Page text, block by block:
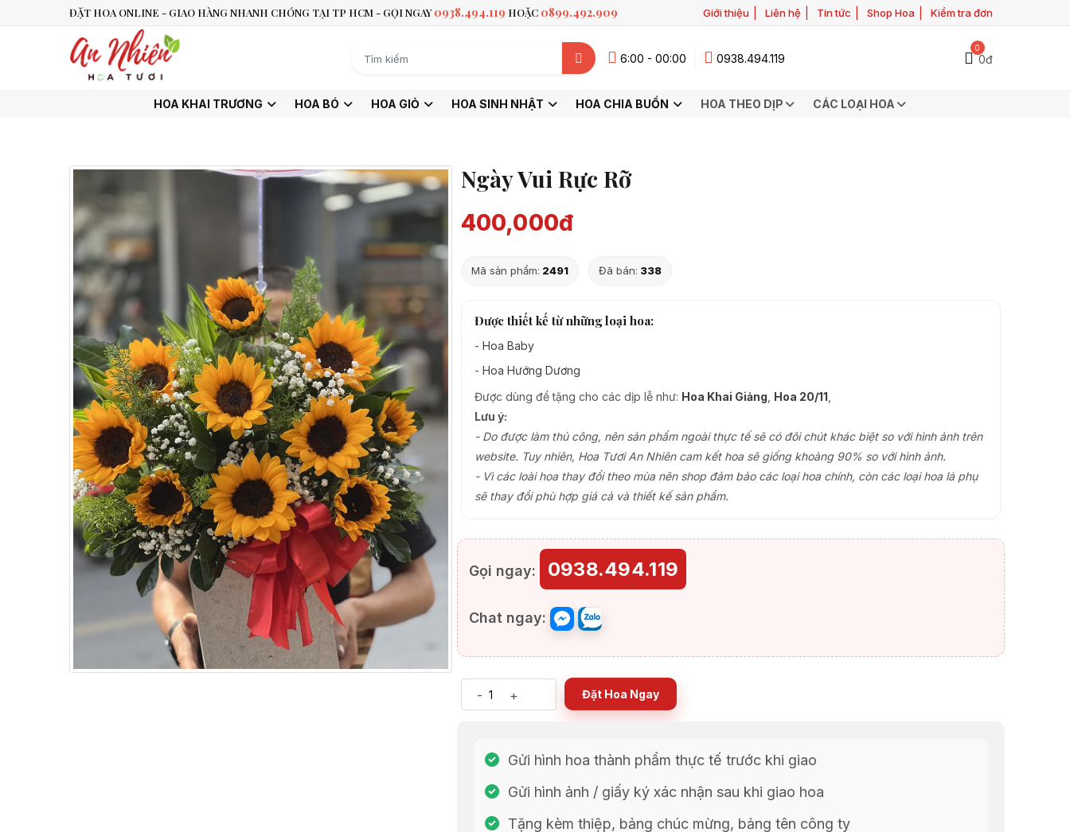
ĐẶT HOA ONLINE - GIAO HÀNG NHANH CHÓNG TẠI TP HCM - GỌI NGAY0938.494.119 HOẶC 0899.492.909 Giới thiệu Liên hệ Tin tức Shop Hoa Kiểm tra đơn
6:00 - 00:00 0938.494.119
0
0đ
HOA KHAI TRƯƠNG HOA BÓ HOA GIỎ HOA SINH NHẬT HOA CHIA BUỒN HOA THEO DỊP CÁC LOẠI HOA
Ngày Vui Rực Rỡ
400,000đ
Mã sản phẩm: 2491 Đã bán: 338
Được thiết kế từ những loại hoa:
- Hoa Baby
- Hoa Hướng Dương
Được dùng để tặng cho các dịp lễ như: Hoa Khai Giảng Hoa 20/11
Lưu ý:
- Do được làm thủ công, nên sản phẩm ngoài thực tế sẽ có đôi chút khác biệt so với hình ảnh trên
website. Tuy nhiên, Hoa Tươi An Nhiên cam kết hoa sẽ giống khoảng 90% so với hình ảnh.
- Vì các loài hoa thay đổi theo mùa nên shop đảm bảo các loại hoa chính, còn các loại hoa lá phụ
sẽ thay đổi phù hợp giá cả và thiết kế sản phẩm.
Gọi ngay: 0938.494.119
Chat ngay:
- + Đặt Hoa Ngay
Gửi hình hoa thành phẩm thực tế trước khi giao
Gửi hình ảnh / giấy ký xác nhận sau khi giao hoa
Tặng kèm thiệp, bảng chúc mừng, bảng tên công ty